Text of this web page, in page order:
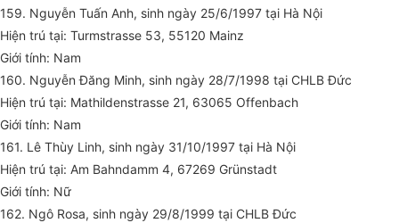
159. Nguyễn Tuấn Anh, sinh ngày 25/6/1997 tại Hà Nội
Hiện trú tại: Turmstrasse 53, 55120 Mainz
Giới tính: Nam
160. Nguyễn Đăng Minh, sinh ngày 28/7/1998 tại CHLB Đức
Hiện trú tại: Mathildenstrasse 21, 63065 Offenbach
Giới tính: Nam
161. Lê Thùy Linh, sinh ngày 31/10/1997 tại Hà Nội
Hiện trú tại: Am Bahndamm 4, 67269 Grünstadt
Giới tính: Nữ
162. Ngô Rosa, sinh ngày 29/8/1999 tại CHLB Đức